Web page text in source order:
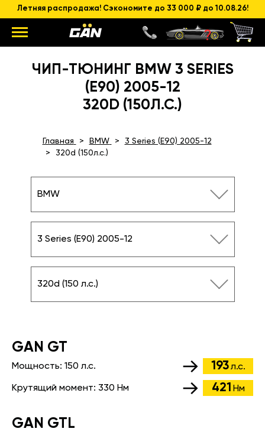
Летняя распродажа! Сэкономите до 33 000 ₽ до 10.08.26!
ЧИП-ТЮНИНГ BMW 3 SERIES
(E90) 2005-12
320D (150Л.С.)
Главная BMW
3 Series (E90) 2005-12
320d (150л.с.)
BMW
3 Series (E90) 2005-12
320d (150 л.с.)
GАN GT
Мощность: 150 л.с. 193 л.с.
Крутящий момент: 330 Нм 421 Нм
GАN GTL